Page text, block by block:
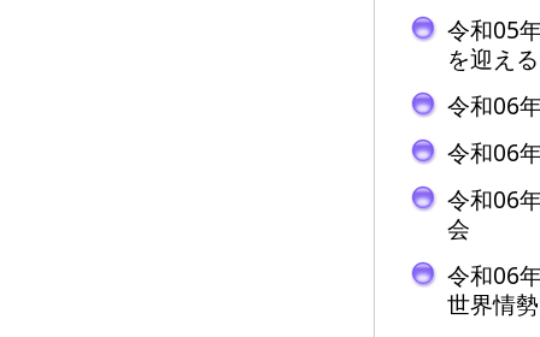
令和05
を迎え
令和06
令和06
令和06
会
令和06
世界情勢